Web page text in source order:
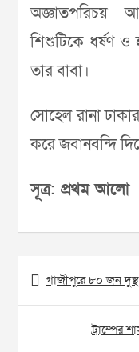
অজ্ঞাতপরিচয়
শিশুটিকে ধর্ষণ ও
তার বাবা।
সোহেল রানা
করে জবানবন্দি
সূত্র: প্রথম আলো
Post
navigation
গাজীপুরে ৮০ জন দুস্থ
ট্রাম্পের